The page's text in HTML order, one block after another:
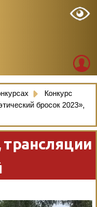
Конкурс
бросок 2023»,
трансляции